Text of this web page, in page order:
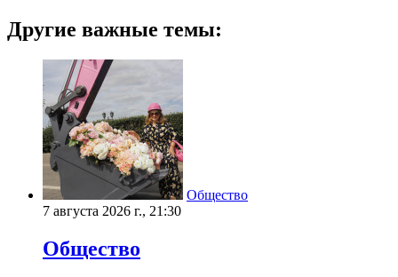
Другие важные темы:
Общество
7 августа 2026 г., 21:30
Общество